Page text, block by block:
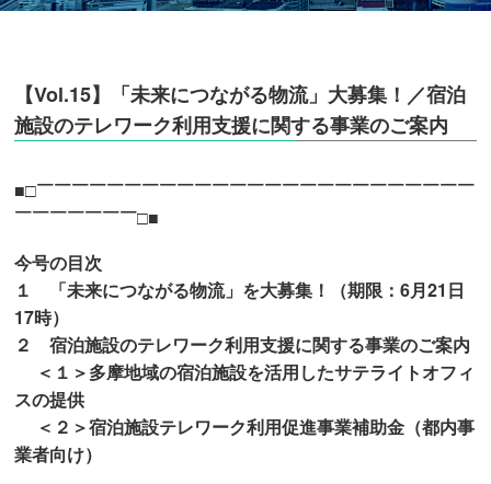
【Vol.15】「未来につながる物流」大募集！／宿泊
施設のテレワーク利用支援に関する事業のご案内
■□￣￣￣￣￣￣￣￣￣￣￣￣￣￣￣￣￣￣￣￣￣￣￣￣￣
￣￣￣￣￣￣￣□■
今号の目次
１ 「未来につながる物流」を大募集！（期限：6月21日
17時）
２ 宿泊施設のテレワーク利用支援に関する事業のご案内
＜１＞多摩地域の宿泊施設を活用したサテライトオフィ
スの提供
＜２＞宿泊施設テレワーク利用促進事業補助金（都内事
業者向け）